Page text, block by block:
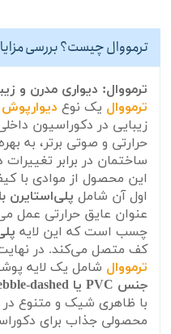
ترمووال چیست؟ بررسی مزایا
ترمووال: دیواری مدرن و
ترمووال یک نوع دیوارپوش
زیبایی در دکوراسیون
حرارتی و صوتی برتر، به
ساختمان در برابر
این محصول از موادی با
اول آن شامل
عنوان عایق حرارتی عمل
چسب است که این لایه
کف متصل می‌کند. در
ترمووال شامل یک لایه
جنس PVC یا pebble-dashed
با ظاهری شیک و متنوع در
محصولی جذاب برای